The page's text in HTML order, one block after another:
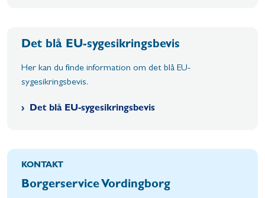
Det blå EU-sygesikringsbevis
Her kan du finde information om det blå EU-
sygesikringsbevis.
Det blå EU-sygesikringsbevis
KONTAKT
Borgerservice Vordingborg